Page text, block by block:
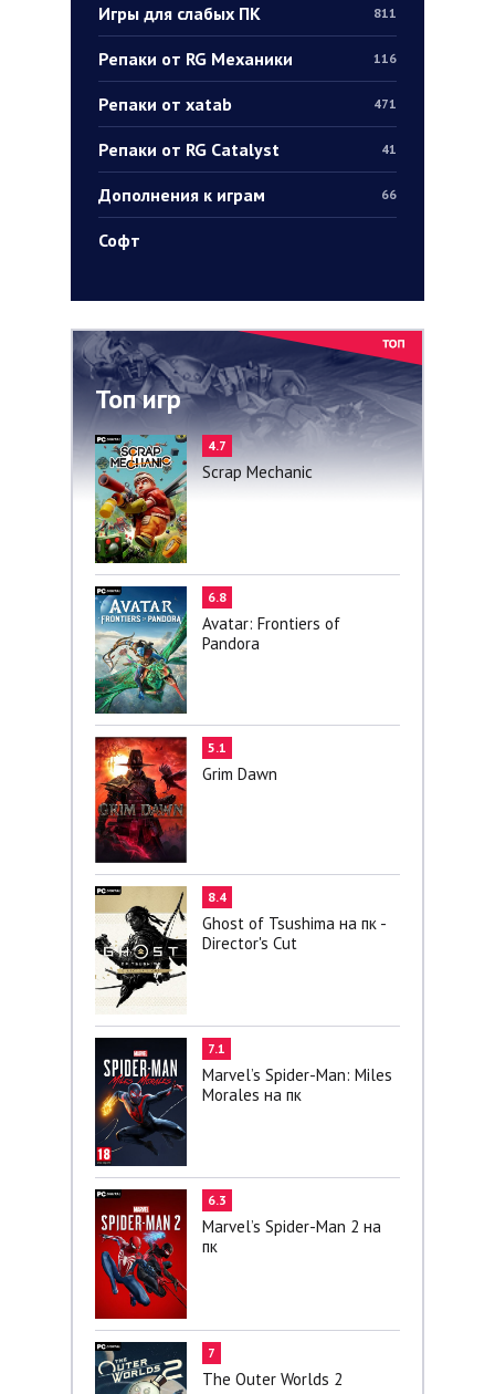
Игры для слабых ПК 811
Репаки от RG Механики 116
Репаки от xatab 471
Репаки от RG Catalyst 41
Дополнения к играм 66
Софт
Топ игр
4.7
Scrap Mechanic
6.8
Avatar: Frontiers of
Pandora
5.1
Grim Dawn
8.4
Ghost of Tsushima на пк -
Director's Cut
7.1
Marvel’s Spider-Man: Miles
Morales на пк
6.3
Marvel’s Spider-Man 2 на
пк
7
The Outer Worlds 2